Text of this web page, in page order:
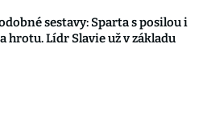
sestavy: Sparta s posilou i
hrotu. Lídr Slavie už v základu